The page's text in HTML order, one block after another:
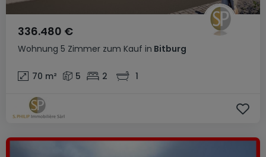
Wohnung 5 Zimmer zum Kauf in Bitburg
336.480 €
70 m² 5 2 1